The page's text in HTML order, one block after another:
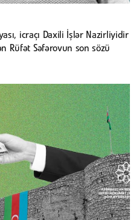
icraçı Daxili İşlər Nazirliyidir
Rüfət Səfərovun son sözü